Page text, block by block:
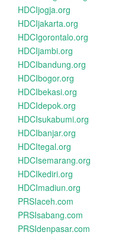
HDCIjogja.org
HDCIjakarta.org
HDCIgorontalo.org
HDCIjambi.org
HDCIbandung.org
HDCIbogor.org
HDCIbekasi.org
HDCIdepok.org
HDCIsukabumi.org
HDCIbanjar.org
HDCItegal.org
HDCIsemarang.org
HDCIkediri.org
HDCImadiun.org
PRSIaceh.com
PRSIsabang.com
PRSIdenpasar.com